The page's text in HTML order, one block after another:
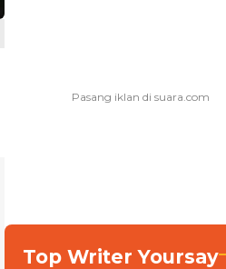
Top Writer Yoursay